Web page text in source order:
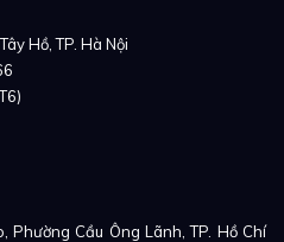
Hồ, TP. Hà Nội
Phường Cầu Ông Lãnh, TP. Hồ Chí